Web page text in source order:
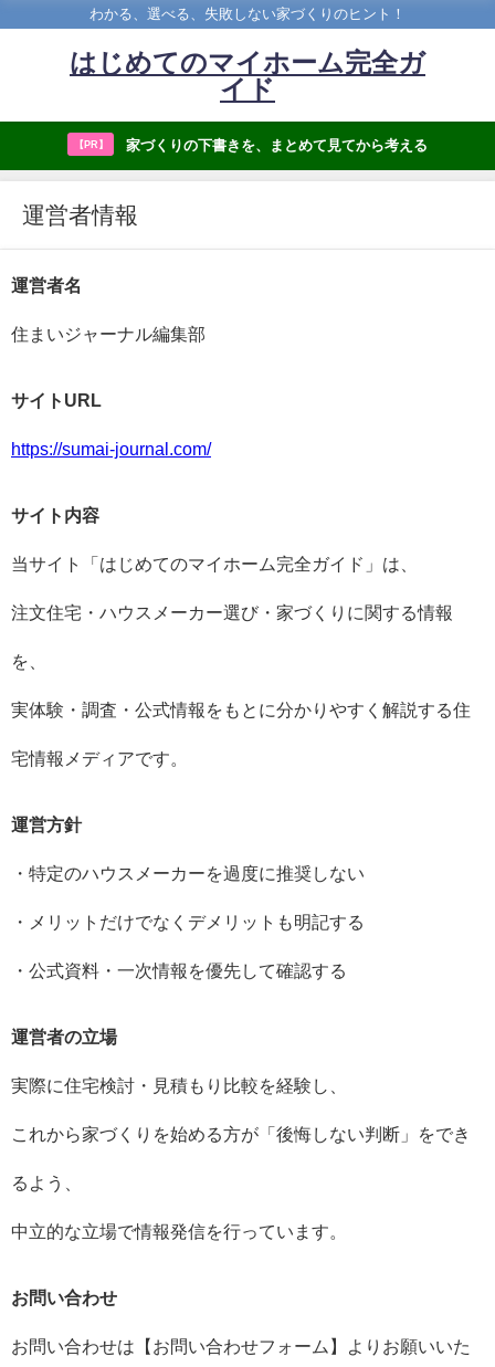
わかる、選べる、失敗しない家づくりのヒント！
はじめてのマイホーム完全ガ
イド
【PR】 家づくりの下書きを、まとめて見てから考える
運営者情報
運営者名
住まいジャーナル編集部
サイトURL
https://sumai-journal.com/
サイト内容
当サイト「はじめてのマイホーム完全ガイド」は、
注文住宅・ハウスメーカー選び・家づくりに関する情報
を、
実体験・調査・公式情報をもとに分かりやすく解説する住
宅情報メディアです。
運営方針
・特定のハウスメーカーを過度に推奨しない
・メリットだけでなくデメリットも明記する
・公式資料・一次情報を優先して確認する
運営者の立場
実際に住宅検討・見積もり比較を経験し、
これから家づくりを始める方が「後悔しない判断」をでき
るよう、
中立的な立場で情報発信を行っています。
お問い合わせ
お問い合わせは【お問い合わせフォーム】よりお願いいた